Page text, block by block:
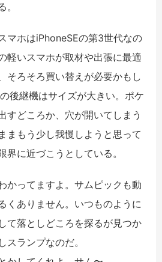
マホはiPhoneSEの第3世代なの
軽いスマホが取材や出張に最適
そろそろ買い替えが必要かもし
後継機はサイズが大きい。ポケ
すどころか、穴が開いてしまう
まもう少し我慢しようと思って
界に近づこうとしている。
かってますよ。サムピックも動
くありません。いつものように
て落としどころを探るが見つか
スランプなのだ。